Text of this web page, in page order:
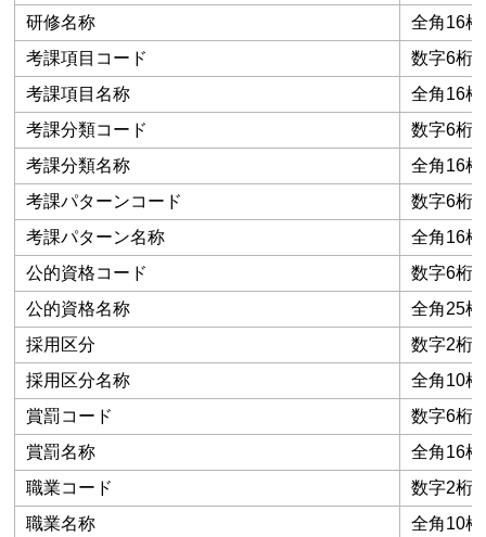
研修名称
全角16
考課項目コード
数字6桁
考課項目名称
全角16
考課分類コード
数字6桁
考課分類名称
全角16
考課パターンコード
数字6桁
考課パターン名称
全角16
公的資格コード
数字6桁
公的資格名称
全角25
採用区分
数字2桁
採用区分名称
全角10
賞罰コード
数字6桁
賞罰名称
全角16
職業コード
数字2桁
職業名称
全角10